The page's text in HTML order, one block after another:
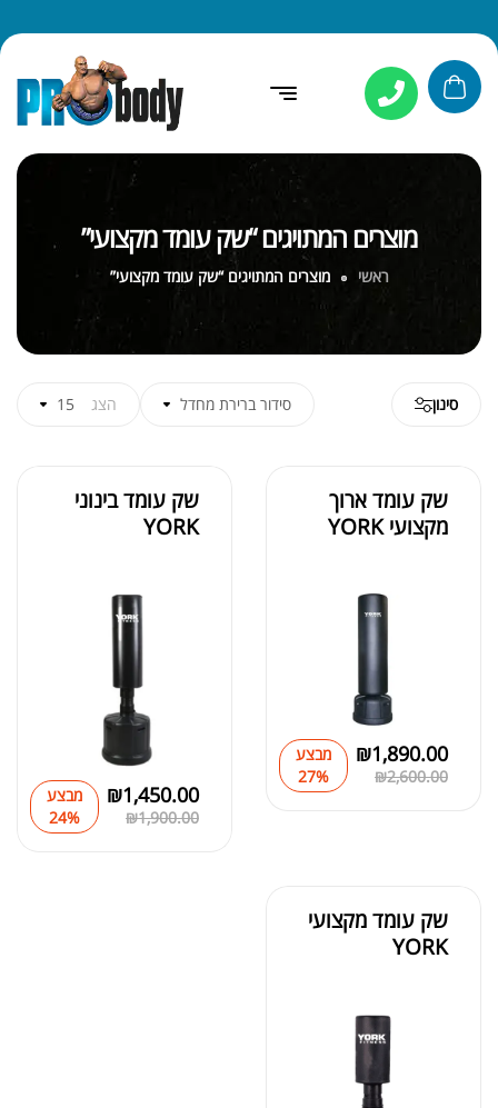
מוצרים המתויגים “שק עומד מקצועי”
ראשי מוצרים המתויגים “שק עומד מקצועי”
סינון סידור ברירת מחדל הצג 15
שק עומד ארוך
מקצועי YORK
₪2,600.00
₪1,890.00
מבצע
27%
שק עומד בינוני
YORK
₪1,900.00
₪1,450.00
מבצע
24%
שק עומד מקצועי
YORK